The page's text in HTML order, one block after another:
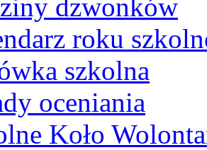
dzwonków
roku
szkolna
oceniania
Koło